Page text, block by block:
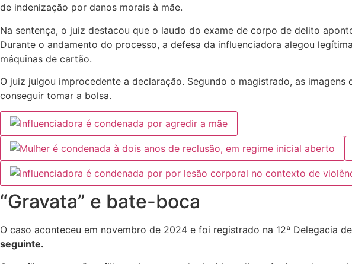
de indenização por danos morais à mãe.
Na sentença, o juiz destacou que o laudo do exame de corpo de delito
Durante o andamento do processo, a defesa da influenciadora alegou
máquinas de cartão.
O juiz julgou improcedente a declaração. Segundo o magistrado, as imagens
conseguir tomar a bolsa.
“Gravata” e bate-boca
O caso aconteceu em novembro de 2024 e foi registrado na 12ª Delegacia
seguinte.